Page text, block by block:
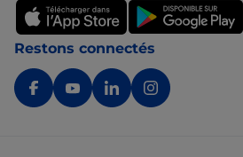
Restons connectés